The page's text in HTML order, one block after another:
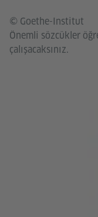
© Goethe-Institut
Önemli sözcükler
çalışacaksınız.